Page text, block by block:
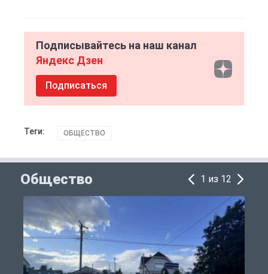
Подписывайтесь на наш канал
Яндекс Дзен
Подписаться
Теги: ОБЩЕСТВО
Общество 1 из 12